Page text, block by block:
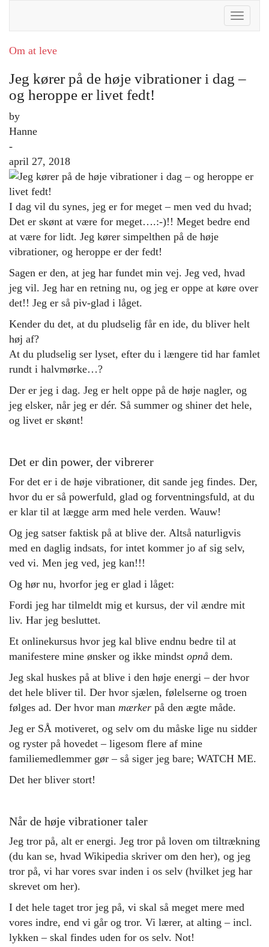
Toggle
Om at leve
Jeg kører på de høje vibrationer i dag –
og heroppe er livet fedt!
by
Hanne
-
april 27, 2018
I dag vil du synes, jeg er for meget – men ved du hvad;
Det er skønt at være for meget….:-)!! Meget bedre end
at være for lidt. Jeg kører simpelthen på de høje
vibrationer, og heroppe er der fedt!
Sagen er den, at jeg har fundet min vej. Jeg ved, hvad
jeg vil. Jeg har en retning nu, og jeg er oppe at køre over
det!! Jeg er så piv-glad i låget.
Kender du det, at du pludselig får en ide, du bliver helt
høj af?
At du pludselig ser lyset, efter du i længere tid har famlet
rundt i halvmørke…?
Der er jeg i dag. Jeg er helt oppe på de høje nagler, og
jeg elsker, når jeg er dér. Så summer og shiner det hele,
og livet er skønt!
Det er din power, der vibrerer
For det er i de høje vibrationer, dit sande jeg findes. Der,
hvor du er så powerfuld, glad og forventningsfuld, at du
er klar til at lægge arm med hele verden. Wauw!
Og jeg satser faktisk på at blive der. Altså naturligvis
med en daglig indsats, for intet kommer jo af sig selv,
ved vi. Men jeg ved, jeg kan!!!
Og hør nu, hvorfor jeg er glad i låget:
Fordi jeg har tilmeldt mig et kursus, der vil ændre mit
liv. Har jeg besluttet.
Et onlinekursus hvor jeg kal blive endnu bedre til at
manifestere mine ønsker og ikke mindst opnå dem.
Jeg skal huskes på at blive i den høje energi – der hvor
det hele bliver til. Der hvor sjælen, følelserne og troen
følges ad. Der hvor man mærker på den ægte måde.
Jeg er SÅ motiveret, og selv om du måske lige nu sidder
og ryster på hovedet – ligesom flere af mine
familiemedlemmer gør – så siger jeg bare; WATCH ME.
Det her bliver stort!
Når de høje vibrationer taler
Jeg tror på, alt er energi. Jeg tror på loven om tiltrækning
(du kan se, hvad Wikipedia skriver om den her), og jeg
tror på, vi har vores svar inden i os selv (hvilket jeg har
skrevet om her).
I det hele taget tror jeg på, vi skal så meget mere med
vores indre, end vi går og tror. Vi lærer, at alting – incl.
lykken – skal findes uden for os selv. Not!